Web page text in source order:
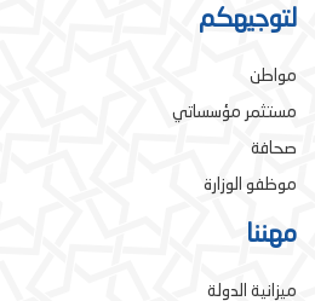
لتوجيهكم
مواطن
مستثمر مؤسساتي
صحافة
موظفو الوزارة
مهننا
ميزانية الدولة